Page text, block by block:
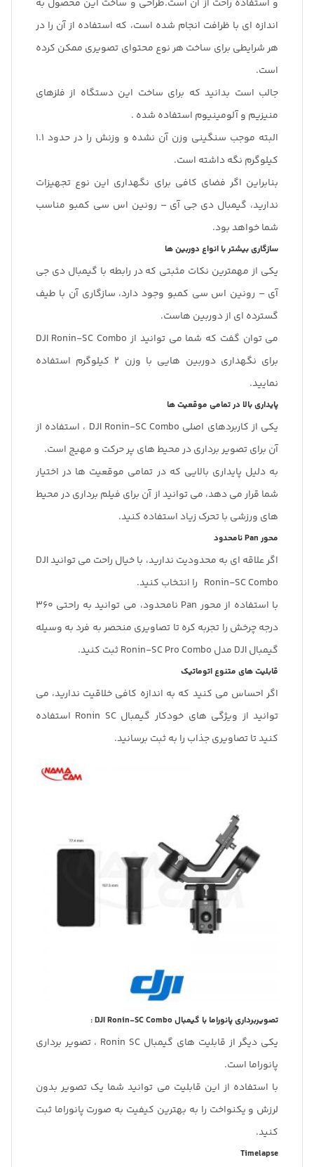
و استفاده راحت از آن است.طراحی و ساخت این محصول به
اندازه ای با ظرافت انجام شده است، که استفاده از آن را در
هر شرایطی برای ساخت هر نوع محتوای تصویری ممکن کرده
است.
جالب است بدانید که برای ساخت این دستگاه از فلزهای
منیزیم و آلومینیوم استفاده شده .
البته موجب سنگینی وزن آن نشده و وزنش را در حدود 1.1
کیلوگرم نگه داشته است.
بنابراین اگر فضای کافی برای نگهداری این نوع تجهیزات
ندارید، گیمبال دی جی آی – رونین اس سی کمبو مناسب
شما خواهد بود.
سازگاری بیشتر با انواع دوربین ها
یکی از مهمترین نکات مثبتی که در رابطه با گیمبال دی جی
آی – رونین اس سی کمبو وجود دارد، سازگاری آن با طیف
گسترده ای از دوربین هاست.
می توان گفت که شما می توانید از DJI Ronin-SC Combo
برای نگهداری دوربین هایی با وزن 2 کیلوگرم استفاده
نمایید.
پایداری بالا در تمامی موقعیت ها
یکی از کاربردهای اصلی DJI Ronin-SC Combo ، استفاده از
آن برای تصویر برداری در محیط های پر حرکت و مهیج است.
به دلیل پایداری بالایی که در تمامی موقعیت ها در اختیار
شما قرار می دهد، می توانید از آن برای فیلم برداری در محیط
های ورزشی با تحرک زیاد استفاده کنید.
محور Pan نامحدود
اگر علاقه ای به محدودیت ندارید، با خیال راحت می توانید DJI
Ronin-SC Combo را انتخاب کنید.
با استفاده از محور Pan نامحدود، می توانید به راحتی 360
درجه چرخش را تجربه کره تا تصاویری منحصر به فرد به وسیله
گیمبال DJI مدل Ronin-SC Pro Combo ثبت کنید.
قابلیت های متنوع اتوماتیک
اگر احساس می کنید که به اندازه کافی خلاقیت ندارید، می
توانید از ویژگی های خودکار گیمبال Ronin SC استفاده
کنید تا تصاویری جذاب را به ثبت برسانید.
تصویربرداری پانوراما با گیمبال DJI Ronin-SC Combo :
یکی دیگر از قابلیت های گیمبال Ronin SC ، تصویر برداری
پانوراما است.
با استفاده از این قابلیت می توانید شما یک تصویر بدون
لرزش و یکنواخت را به بهترین کیفیت به صورت پانوراما ثبت
کنید.
Timelapse